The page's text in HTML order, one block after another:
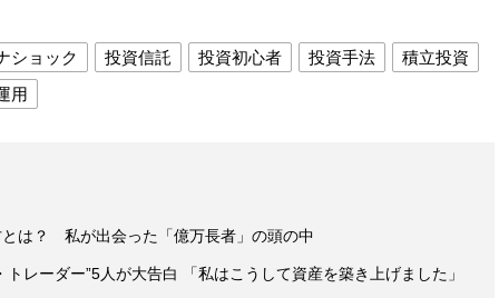
ショック 投資信託 投資初心者 投資手法
積立投資
用
は？ 私が出会った「億万長者」の頭の中
レーダー”5人が大告白 「私はこうして資産を築き上げました」